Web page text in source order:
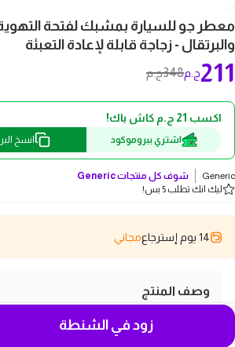
معطر جو للسيارة بمشبك لفتحة التهوية
والبرتقال - زجاجة قابلة لإعادة التعبئة
348ج.م 211ج.م
اكسب 21 ج.م كاش باك!
اشتري ببروموكود انسخ
Generic شوف كل منتجاتGeneric
ليك انك تطلب 5 بس!
14 يوم إسترجاع مجاني
وصف المنتج
اكتشف معطر الجو المثالي لسيارتك بمشبك
الذي يمنحك تجربة فريدة من الانتعاش
زود في الشنطة